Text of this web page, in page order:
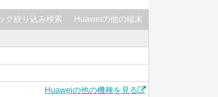
Huaweiの他の端末
ク絞り込み検索
Huaweiの他の機種を見る